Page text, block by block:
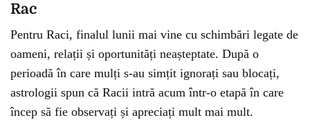
Rac
Pentru Raci, finalul lunii mai vine cu schimbări legate de
oameni, relații și oportunități neașteptate. După o
perioadă în care mulți s-au simțit ignorați sau blocați,
astrologii spun că Racii intră acum într-o etapă în care
încep să fie observați și apreciați mult mai mult.